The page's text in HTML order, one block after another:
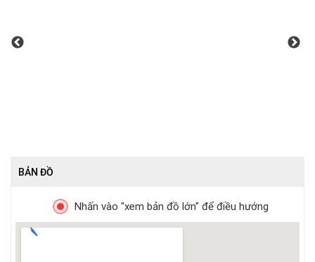
BẢN ĐỒ
Nhấn vào "xem bản đồ lớn" để điều hướng